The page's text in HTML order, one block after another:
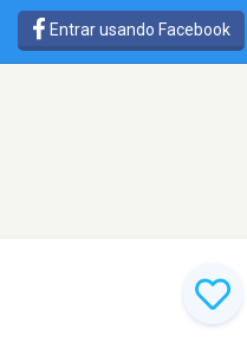
Entrar usando Facebook